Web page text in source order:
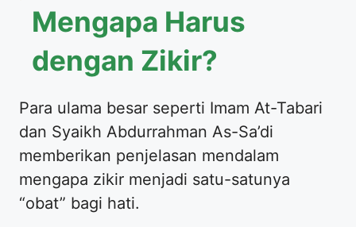
Mengapa Harus
dengan Zikir?
Para ulama besar seperti Imam At-Tabari
dan Syaikh Abdurrahman As-Sa’di
memberikan penjelasan mendalam
mengapa zikir menjadi satu-satunya
“obat” bagi hati.